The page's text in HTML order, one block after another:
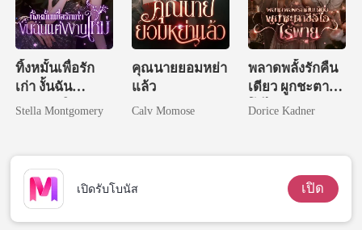
ทิ้งหมั้นเพื่อรัก
เก่า งั้นฉัน
แต่งงานใหม่
Stella Montgomery
คุณนายยอมหย่า
แล้ว
Calv Momose
พลาดพลั้งรักคืน
เดียว ผูกชะตาซีอี
โอไร้พ่าย
Dorice Kadner
เปิดรับโบนัส เปิด